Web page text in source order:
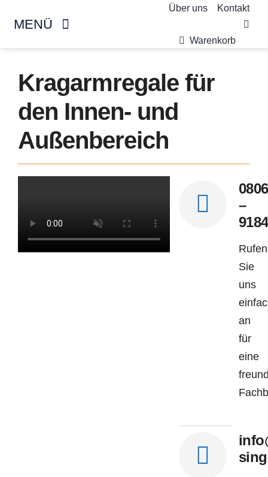
MENÜ
Palettenregal
Produktübersicht
SALE %
Gebrauchtmarkt
Individuelle Anfrage
Über uns Kontakt
Warenkorb
Kragarmregale für
den Innen- und
Außenbereich
–
9184
Rufen
Sie
uns
an
für
eine